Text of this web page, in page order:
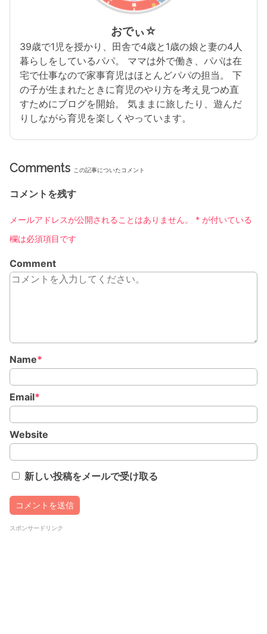
おでぃ☆
39歳で1児を授かり、田舎で4歳と1歳の娘と妻の4人
暮らしをしているパパ。 ママは外で働き、パパは在
宅で仕事なので家事育児はほとんどパパの担当。 下
の子が生まれたときに育児のやり方を考え見つめ直
すためにブログを開始。 気ままに旅したり、遊んだ
りしながら育児を楽しくやっています。
Comments この記事についたコメント
コメントを残す
メールアドレスが公開されることはありません。 * が付いている
欄は必須項目です
Comment
Name*
Email*
Website
新しい投稿をメールで受け取る
スポンサードリンク